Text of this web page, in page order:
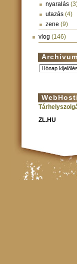
nyaralás
utazás (4)
zene (9)
vlog (146)
Archívum
Archívum
ZL.HU